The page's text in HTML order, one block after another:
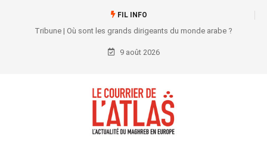
FIL INFO
Tribune | Où sont les grands dirigeants du monde arabe ?
9 août 2026